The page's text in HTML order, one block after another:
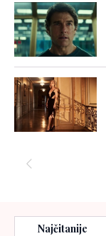
Najčitanije